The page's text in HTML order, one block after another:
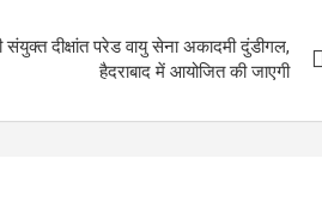
दीक्षांत परेड वायु सेना अकादमी दुंडीगल,
हैदराबाद में आयोजित की जाएगी